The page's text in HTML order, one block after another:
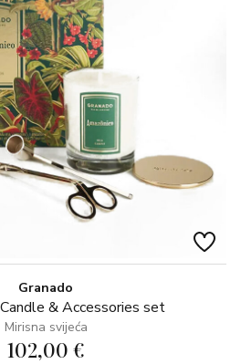
Granado
& Accessories set
Mirisna svijeća
102,00 €